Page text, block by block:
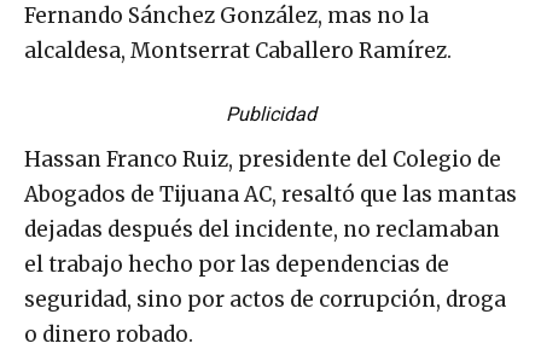
Fernando Sánchez González, mas no la
alcaldesa, Montserrat Caballero Ramírez.
Publicidad
Hassan Franco Ruiz, presidente del Colegio de
Abogados de Tijuana AC, resaltó que las mantas
dejadas después del incidente, no reclamaban
el trabajo hecho por las dependencias de
seguridad, sino por actos de corrupción, droga
o dinero robado.